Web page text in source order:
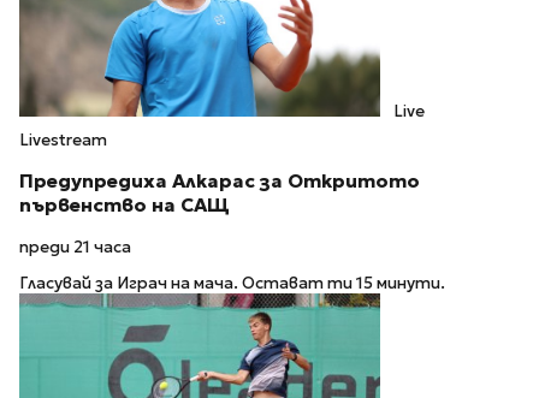
Live
Livestream
Предупредиха Алкарас за Откритото
първенство на САЩ
преди 21 часа
Гласувай за Играч на мача. Остават ти 15 минути.